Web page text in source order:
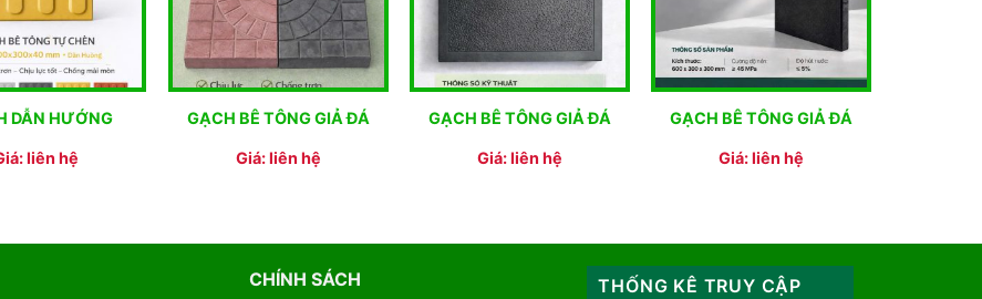
DẪN HƯỚNG
liên hệ
GẠCH BÊ TÔNG GIẢ ĐÁ
Giá: liên hệ
GẠCH BÊ TÔNG GIẢ ĐÁ
Giá: liên hệ
GẠCH BÊ TÔNG GIẢ ĐÁ
Giá: liên hệ
CHÍNH SÁCH THỐNG KÊ TRUY CẬP